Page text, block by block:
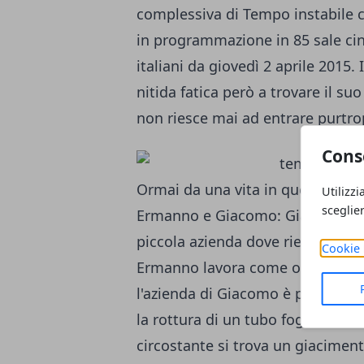
Cookie
complessiva di Tempo instabile
in programmazione in 85 sale
italiani da giovedì 2 aprile
nitida fatica però a trovare il
non riesce mai ad entrare
Ormai da una vita in questo
Ermanno e Giacomo: Giacomo
piccola azienda dove riesce a
Ermanno lavora come operaio
l'azienda di Giacomo è piena di
la rottura di un tubo fognario
circostante si trova un